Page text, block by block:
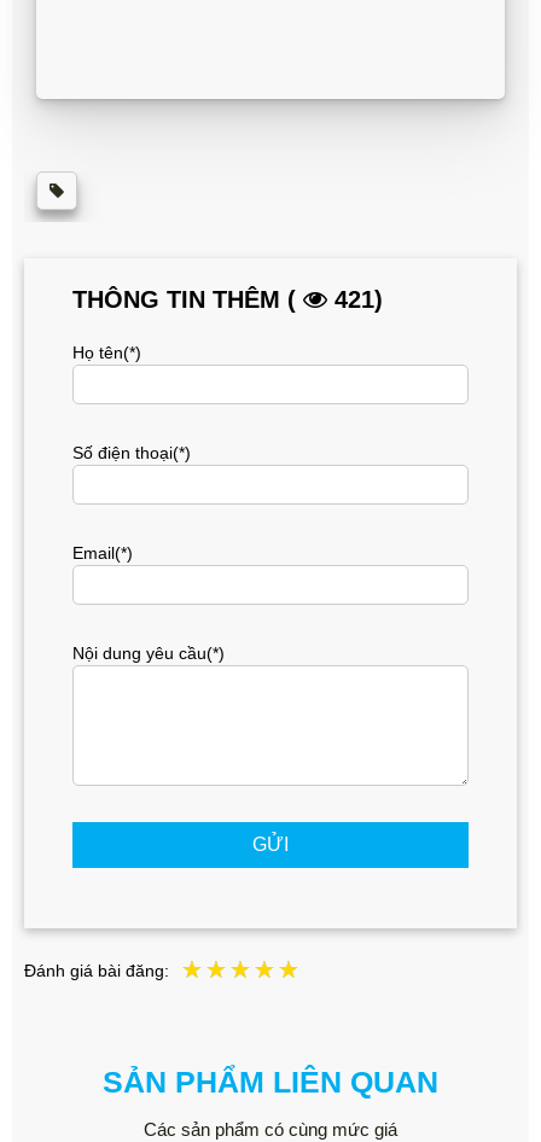
THÔNG TIN THÊM ( 421)
Họ tên(*)
Số điện thoại(*)
Email(*)
Nội dung yêu cầu(*)
GỬI
Đánh giá bài đăng:
SẢN PHẨM LIÊN QUAN
Các sản phẩm có cùng mức giá